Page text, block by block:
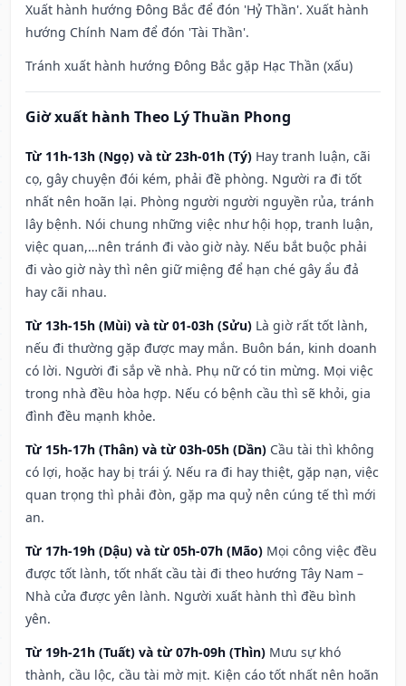
Xuất hành hướng Đông Bắc để đón 'Hỷ Thần'. Xuất hành
hướng Chính Nam để đón 'Tài Thần'.
Tránh xuất hành hướng Đông Bắc gặp Hạc Thần (xấu)
Giờ xuất hành Theo Lý Thuần Phong
Từ 11h-13h (Ngọ) và từ 23h-01h (Tý) Hay tranh luận, cãi
cọ, gây chuyện đói kém, phải đề phòng. Người ra đi tốt
nhất nên hoãn lại. Phòng người người nguyền rủa, tránh
lây bệnh. Nói chung những việc như hội họp, tranh luận,
việc quan,…nên tránh đi vào giờ này. Nếu bắt buộc phải
đi vào giờ này thì nên giữ miệng để hạn ché gây ẩu đả
hay cãi nhau.
Từ 13h-15h (Mùi) và từ 01-03h (Sửu) Là giờ rất tốt lành,
nếu đi thường gặp được may mắn. Buôn bán, kinh doanh
có lời. Người đi sắp về nhà. Phụ nữ có tin mừng. Mọi việc
trong nhà đều hòa hợp. Nếu có bệnh cầu thì sẽ khỏi, gia
đình đều mạnh khỏe.
Từ 15h-17h (Thân) và từ 03h-05h (Dần) Cầu tài thì không
có lợi, hoặc hay bị trái ý. Nếu ra đi hay thiệt, gặp nạn, việc
quan trọng thì phải đòn, gặp ma quỷ nên cúng tế thì mới
an.
Từ 17h-19h (Dậu) và từ 05h-07h (Mão) Mọi công việc đều
được tốt lành, tốt nhất cầu tài đi theo hướng Tây Nam –
Nhà cửa được yên lành. Người xuất hành thì đều bình
yên.
Từ 19h-21h (Tuất) và từ 07h-09h (Thìn) Mưu sự khó
thành, cầu lộc, cầu tài mờ mịt. Kiện cáo tốt nhất nên hoãn